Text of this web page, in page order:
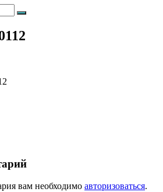
Поиск
вам необходимо авторизоваться.